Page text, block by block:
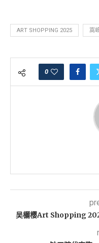
ART SHOPPING 2025 嵩
0
吴欐樱Art Shopping